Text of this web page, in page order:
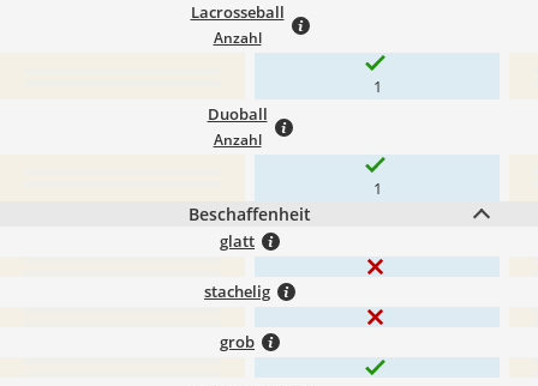
Lacrosseball
Anzahl
1
Duoball
Anzahl
1
Beschaffenheit
glatt
stachelig
grob